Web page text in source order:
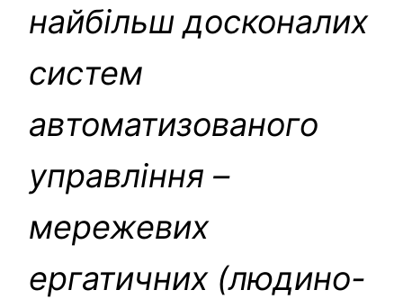
найбільш досконалих
систем
автоматизованого
управління –
мережевих
ергатичних (людино-